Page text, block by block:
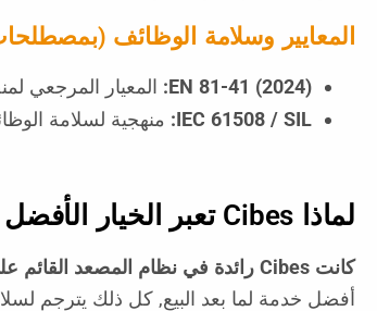
المعايير وسلامة الوظائف
EN 81-41 (2024)
: المعيار المرجعي
IEC 61508 / SIL
: منهجية لسلامة
لماذا Cibes تعبر الخيار الأفضل في أمان مصاعد (Screw-Driven)
كانت رائدة في نظام المصعد القائم
أفضل خدمة لما بعد البيع, كل ذلك يترجم